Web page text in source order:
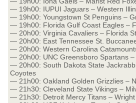
— 19h00: IUPUI Jaguars – Western
— 19h00: Youngstown St Penguins –
— 19h00: Florida Gulf Coast Eagles –
— 20h00: Virginia Cavaliers – Florida
— 20h00: East Tennessee St.
— 20h00: Western Carolina
— 20h00: UNC Greensboro Spartans –
— 20h00: South Dakota State
Coyotes
— 21h00: Oakland Golden Grizzlies –
— 21h30: Cleveland State Vikings –
— 21h30: Detroit Mercy Titans –